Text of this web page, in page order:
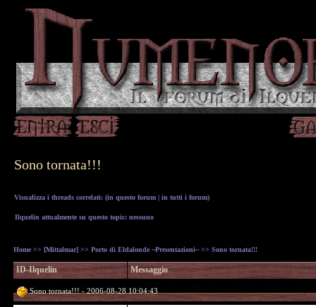
Sono tornata!!!
Visualizza i threads correlati: (in questo forum | in tutti i forum)
Ilquelin attualmente su questo topic: nessuno
Home >> [Mittalmar] >> Porto di Eldalonde ~Presentazioni~ >> Sono tornata!!!
ID-Ilquelin Messaggio
Sono tornata!!! - 2006-08-28 10:04:43